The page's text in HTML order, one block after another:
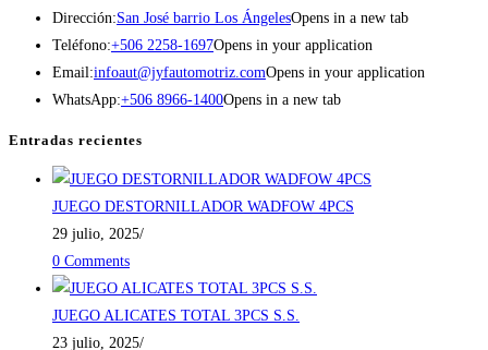
Dirección:San José barrio Los ÁngelesOpens in a new tab
Teléfono:+506 2258-1697Opens in your application
Email:infoaut@jyfautomotriz.comOpens in your application
WhatsApp:+506 8966-1400Opens in a new tab
Entradas recientes
JUEGO DESTORNILLADOR WADFOW 4PCS
29 julio, 2025/
0 Comments
JUEGO ALICATES TOTAL 3PCS S.S.
23 julio, 2025/